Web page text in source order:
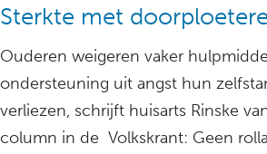
Sterkte met
Ouderen weigeren vaker
ondersteuning uit angst hun
verliezen, schrijft huisarts Rinske
column in de Volkskrant: Geen